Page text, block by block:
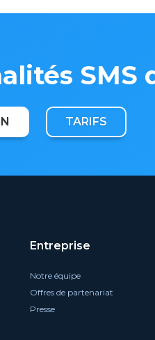
SMS
TARIFS
Entreprise
Notre équipe
Offres de partenariat
Presse